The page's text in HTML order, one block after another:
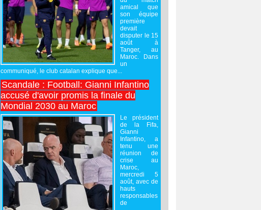
amical que
son équipe
première
devait
disputer le 15
août à
Tanger, au
Maroc. Dans
un
communiqué, le club catalan explique que...
Scandale : Football: Gianni Infantino
accusé d'avoir promis la finale du
Mondial 2030 au Maroc
Le président
de la Fifa,
Gianni
Infantino, a
tenu une
réunion de
crise au
Maroc,
mercredi 5
août, avec de
hauts
responsables
de